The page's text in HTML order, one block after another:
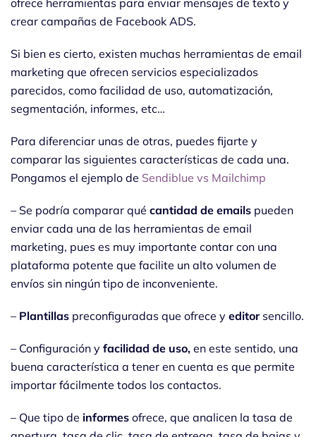
ofrece herramientas para enviar mensajes de texto y
crear campañas de Facebook ADS.
Si bien es cierto, existen muchas herramientas de email
marketing que ofrecen servicios especializados
parecidos, como facilidad de uso, automatización,
segmentación, informes, etc…
Para diferenciar unas de otras, puedes fijarte y
comparar las siguientes características de cada una.
Pongamos el ejemplo de Sendiblue vs Mailchimp
– Se podría comparar qué cantidad de emails pueden
enviar cada una de las herramientas de email
marketing, pues es muy importante contar con una
plataforma potente que facilite un alto volumen de
envíos sin ningún tipo de inconveniente.
– Plantillas preconfiguradas que ofrece y editorsencillo.
– Configuración y facilidad de uso, en este sentido, una
buena característica a tener en cuenta es que permite
importar fácilmente todos los contactos.
– Que tipo de informes ofrece, que analicen la tasa de